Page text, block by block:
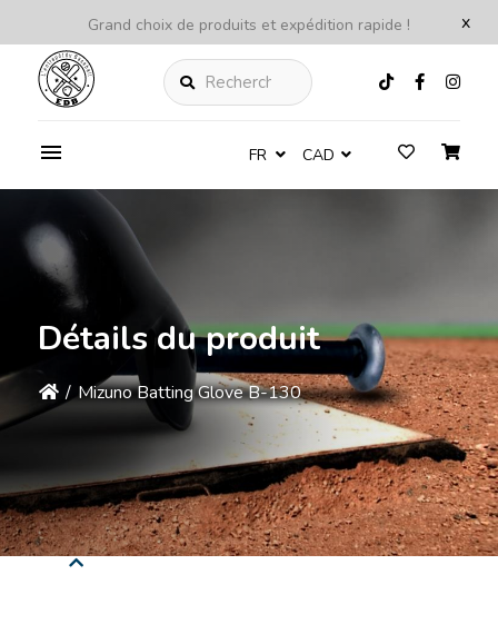
x
Grand choix de produits et expédition rapide !
Rechercher
FR CAD
Détails du produit
/ Mizuno Batting Glove B-130